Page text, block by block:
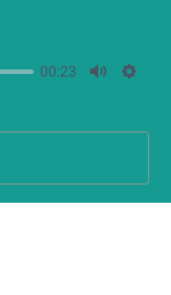
00:23